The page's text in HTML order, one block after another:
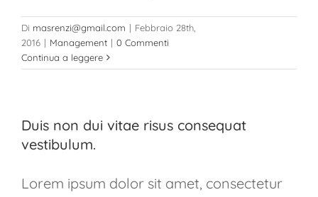
Di masrenzi@gmail.com | Febbraio 28th,
2016 | Management | 0 Commenti
Continua a leggere
Duis non dui vitae risus consequat
vestibulum.
Lorem ipsum dolor sit amet, consectetur